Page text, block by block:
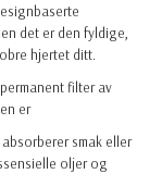
det er den fyldige,
hjertet ditt.
filter av
er
smak eller
oljer og